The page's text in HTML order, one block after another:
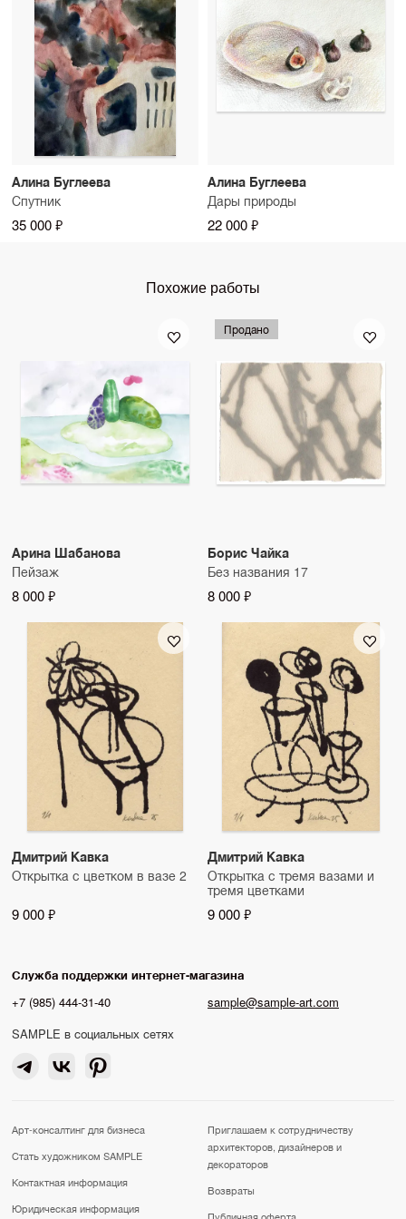
Алина Буглеева
Спутник
35 000 ₽
Алина Буглеева
Дары природы
22 000 ₽
Похожие работы
Арина Шабанова
Пейзаж
8 000 ₽
Продано
Борис Чайка
Без названия 17
8 000 ₽
Дмитрий Кавка
Открытка с цветком в вазе 2
9 000 ₽
Дмитрий Кавка
Открытка с тремя вазами и
тремя цветками
9 000 ₽
Служба поддержки интернет-магазина
+7 (985) 444-31-40
sample@sample-art.com
SAMPLE в социальных сетях
Арт-консалтинг для бизнеса
Стать художником SAMPLE
Контактная информация
Юридическая информация
Приглашаем к сотрудничеству
архитекторов, дизайнеров и
декораторов
Возвраты
Публичная оферта